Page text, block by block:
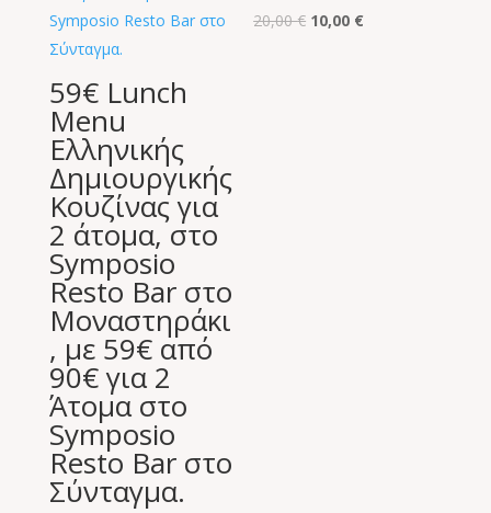
59€ Lunch
Menu
Ελληνικής
Δημιουργικής
Κουζίνας για
2 άτομα, στο
Symposio
Resto Bar στο
Μοναστηράκι
, με 59€ από
90€ για 2
Άτομα στο
Symposio
Resto Bar στο
Σύνταγμα.
20,00€ Original
10,00 €